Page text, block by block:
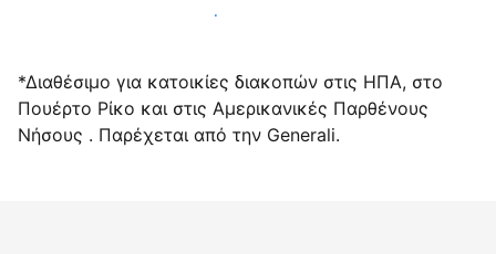
Υποδεχτείτε επισκέπτες μαζί μας σήμερα
*Διαθέσιμο για κατοικίες διακοπών στις ΗΠΑ, στο
Πουέρτο Ρίκο και στις Αμερικανικές Παρθένους
Νήσους . Παρέχεται από την Generali.